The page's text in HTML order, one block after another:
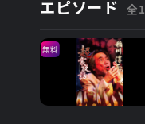
エピソード 全
無料